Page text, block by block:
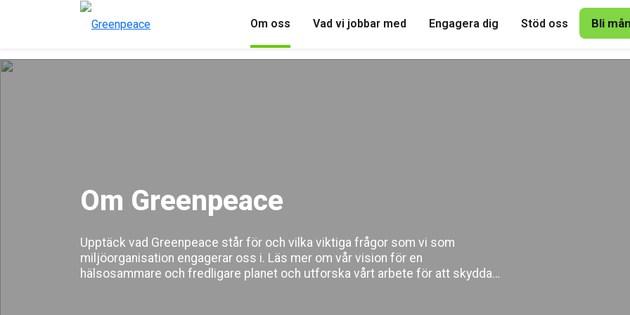
Om oss Vad vi jobbar med Engagera dig Stöd oss Bli
Om Greenpeace
Upptäck vad Greenpeace står för och vilka viktiga frågor som vi som
miljöorganisation engagerar oss i. Läs mer om vår vision för en
hälsosammare och fredligare planet och utforska vårt arbete för att skydda